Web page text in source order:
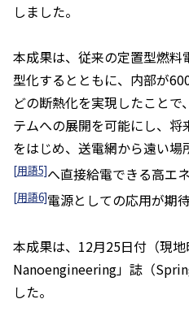
しました。
本成果は、従来の定置型燃
型化するとともに、内部が
どの断熱化を実現したこと
テムへの展開を可能にし、将
をはじめ、送電網から遠い場
[用語5]へ直接給電できる高エ
[用語6]電源としての応用が期待
本成果は、12月25日付（現
Nanoengineering」誌（
した。